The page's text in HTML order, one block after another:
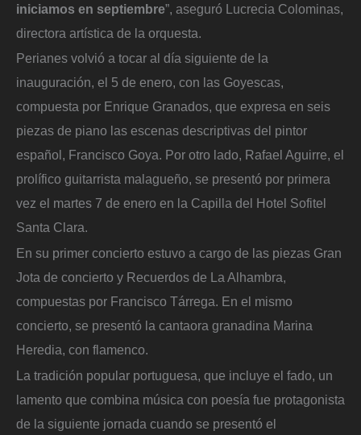
iniciamos en septiembre”, aseguró Lucrecia Colominas,
directora artística de la orquesta.
Perianes volvió a tocar al día siguiente de la
inauguración, el 5 de enero, con las Goyescas,
compuesta por Enrique Granados, que expresa en seis
piezas de piano las escenas descriptivas del pintor
español, Francisco Goya. Por otro lado, Rafael Aguirre, el
prolífico guitarrista malagueño, se presentó por primera
vez el martes 7 de enero en la Capilla del Hotel Sofitel
Santa Clara.
En su primer concierto estuvo a cargo de las piezas Gran
Jota de concierto y Recuerdos de La Alhambra,
compuestas por Francisco Tárrega. En el mismo
concierto, se presentó la cantaora granadina Marina
Heredia, con flamenco.
La tradición popular portuguesa, que incluye el fado, un
lamento que combina música con poesía fue protagonista
de la siguiente jornada cuando se presentó el